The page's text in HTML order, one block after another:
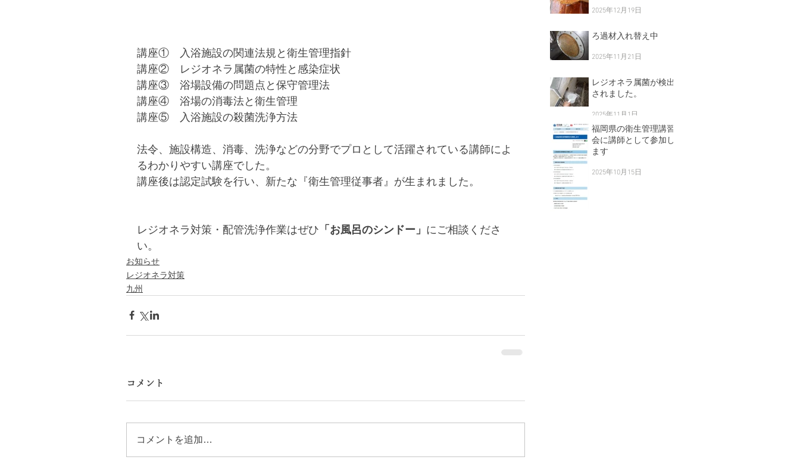
講座①　入浴施設の関連法規と衛生管理指針
講座②　レジオネラ属菌の特性と感染症状
講座③　浴場設備の問題点と保守管理法
講座④　浴場の消毒法と衛生管理
講座⑤　入浴施設の殺菌洗浄方法
法令、施設構造、消毒、洗浄などの分野でプロとして活躍されている講師によ
るわかりやすい講座でした。
講座後は認定試験を行い、新たな『衛生管理従事者』が生まれました。
レジオネラ対策・配管洗浄作業はぜひ 「お風呂のシンドー」 にご相談くださ
い。
お知らせ
レジオネラ対策
九州
コメント
コメントを追加…
2025年12月19日
ろ過材入れ替え中
2025年11月21日
レジオネラ属菌が検出
されました。
2025年11月1日
福岡県の衛生管理講習
会に講師として参加し
ます
2025年10月15日